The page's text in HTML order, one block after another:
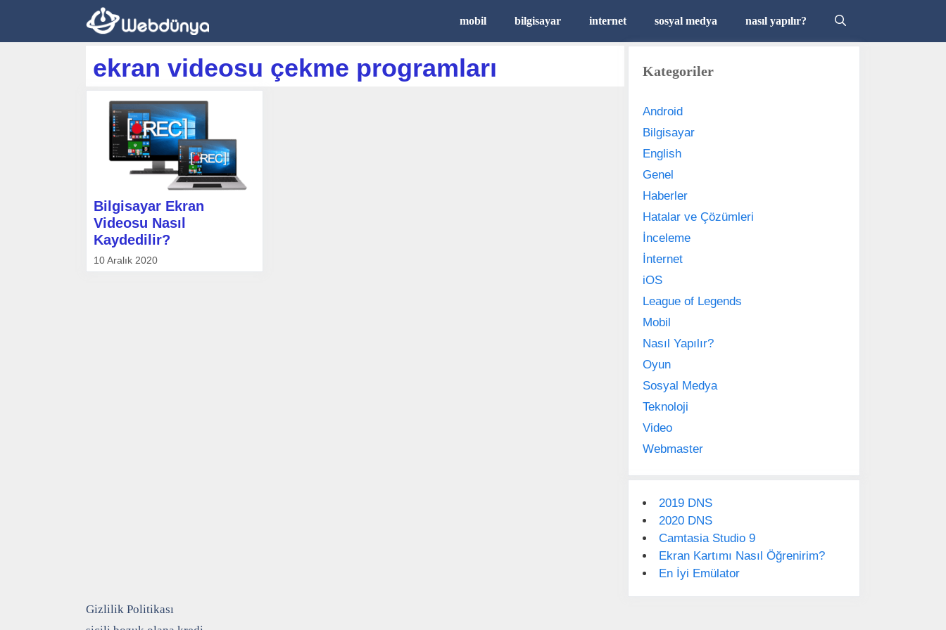
mobil bilgisayar internet sosyal medya nasıl yapılır?
ekran videosu çekme programları
Bilgisayar Ekran
Videosu Nasıl
Kaydedilir?
10 Aralık 2020
Kategoriler
Android
Bilgisayar
English
Genel
Haberler
Hatalar ve Çözümleri
İnceleme
İnternet
iOS
League of Legends
Mobil
Nasıl Yapılır?
Oyun
Sosyal Medya
Teknoloji
Video
Webmaster
2019 DNS
2020 DNS
Camtasia Studio 9
Ekran Kartımı Nasıl Öğrenirim?
En İyi Emülator
Gizlilik Politikası